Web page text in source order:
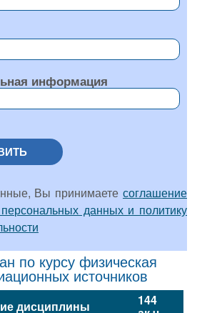
информация
Вы принимаете соглашение
данных и политику
по курсу физическая
источников
дисциплины 144